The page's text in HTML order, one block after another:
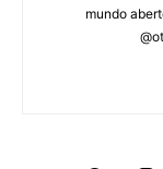
mundo